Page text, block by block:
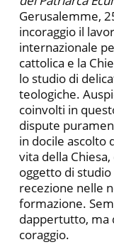
Gerusalemme,
incoraggio il
internazionale
cattolica e la
lo studio di
teologiche.
coinvolti in
dispute
in docile ascolto
vita della
oggetto di
recezione nelle
formazione.
dappertutto, ma
coraggio.